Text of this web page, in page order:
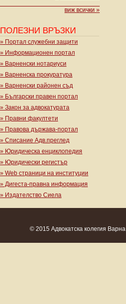
виж всички »
ПОЛЕЗНИ ВРЪЗКИ
» Портал служебни защити
» Информационен портал
» Варненски нотариуси
» Варненска прокуратура
» Варненски районен съд
» Български правен портал
» Закон за адвокатурата
» Правни факултети
» Правова държава-портал
» Списание Адв.преглед
» Юридическа енциклопедия
» Юридически регистър
» Web страници на институции
» Дигеста-правна информация
» Издателство Сиела
© 2015 Адвокатска колегия Варна